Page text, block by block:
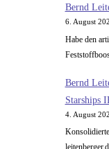
Bernd
6. August
Habe den
Bernd
Starships
4. August